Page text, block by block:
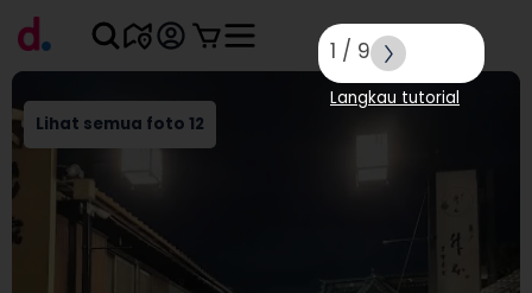
Lihat semua foto 12
1 / 9
Langkau tutorial